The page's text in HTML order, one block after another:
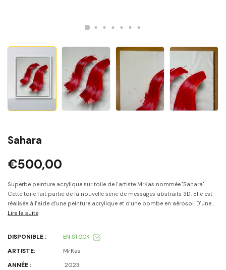
Sahara
€500,00
Superbe peinture acrylique sur toile de l'artiste MrKas nommée "Sahara".
Cette toile fait partie de la nouvelle série de messages abstraits 3D. Elle est
réalisée à l'aide d'une peinture acrylique et d'une bombe en aérosol. D'une...
Lire la suite
DISPONIBLE : EN STOCK
ARTISTE:
MrKas
ANNÉE :
2023